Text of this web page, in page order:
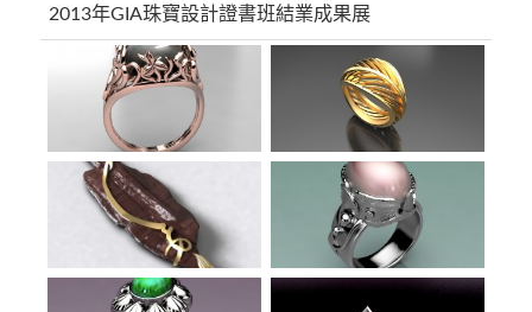
2013年GIA珠寶設計證書班結業成果展